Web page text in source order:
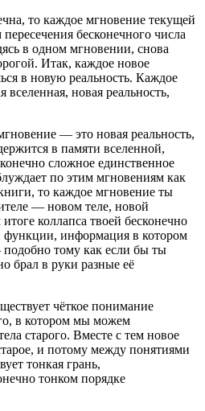
то каждое мгновение текущей
бесконечного числа
в одном мгновении, снова
Итак, каждое новое
в новую реальность. Каждое
вселенная, новая реальность,
— это новая реальность,
в памяти вселенной,
сложное единственное
по этим мгновениям как
то каждое мгновение ты
— новом теле, новой
коллапса твоей бесконечно
функции, информация в котором
тому как если бы ты
брал в руки разные её
чёткое понимание
в котором мы можем
старого. Вместе с тем новое
и потому между понятиями
тонкая грань,
тонком порядке